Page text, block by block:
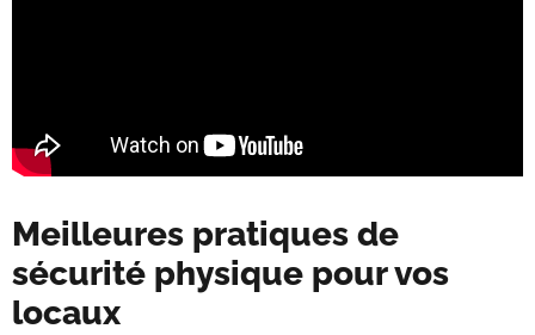
Meilleures pratiques de
sécurité physique pour vos
locaux